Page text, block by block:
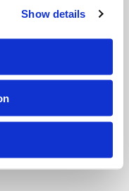
Show details
που είναι κάτοχοι
Εξωτερικού και των
σχολείων. Η έκπτωση
μόνο εφόσον η
στο όνομα του